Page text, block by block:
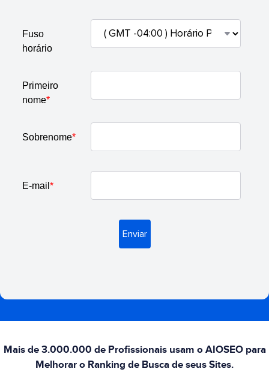
Fuso
horário
Primeiro
nome*
Sobrenome*
E-mail *
Mais de 3.000.000 de Profissionais usam o AIOSEO para
Melhorar o Ranking de Busca de seus Sites.